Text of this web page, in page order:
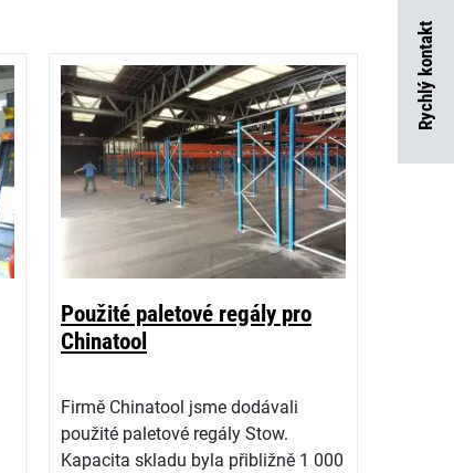
Rychlý kontakt
Použité paletové regály pro
Chinatool
Firmě Chinatool jsme dodávali
použité paletové regály Stow.
Kapacita skladu byla přibližně 1 000